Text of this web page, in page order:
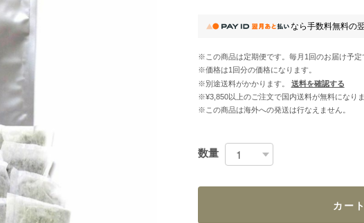
なら手数料無料の
※この商品は定期便です。毎月1回のお届け予定
※価格は1回分の価格になります。
※別途送料がかかります。
送料を確認する
※¥3,850以上のご注文で国内送料が無料になりま
※この商品は海外への発送は行なえません。
数量
カー